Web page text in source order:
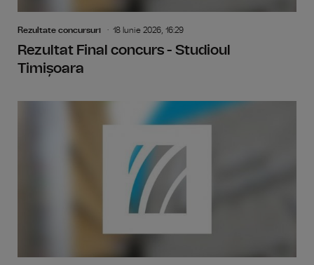
Rezultate concursuri 18 Iunie 2026, 16:29
Rezultat Final concurs - Studioul
Timișoara